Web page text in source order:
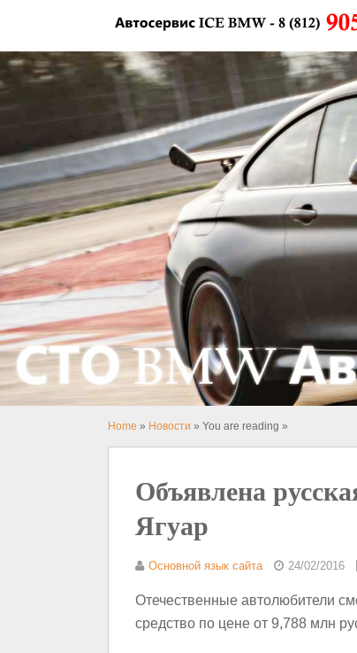
Home » Новости » You are reading »
Объявлена
Ягуар
Основной язык сайта 24/02/2016
Отечественные автолюбители
средство по цене от 9,788 млн